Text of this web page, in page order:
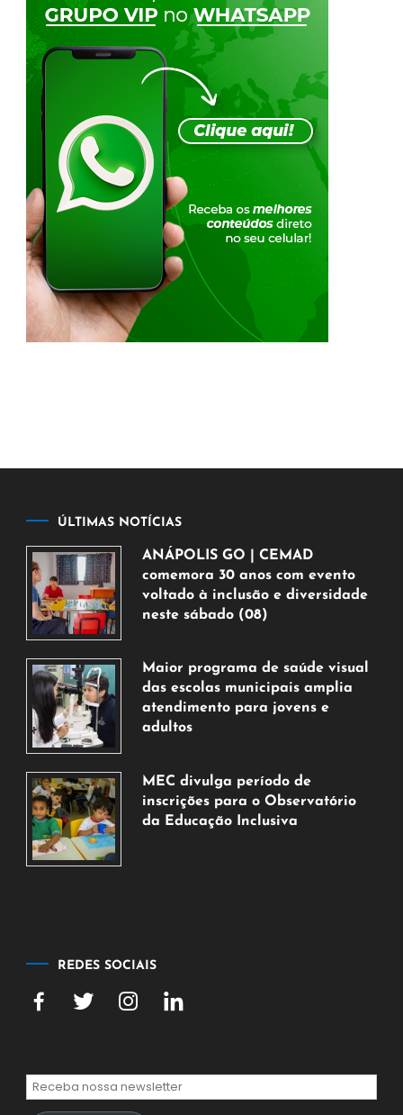
ÚLTIMAS NOTÍCIAS
ANÁPOLIS GO | CEMAD
comemora 30 anos com evento
voltado à inclusão e diversidade
neste sábado (08)
de
agosto
de
2026
Maior programa de saúde visual
das escolas municipais amplia
atendimento para jovens e
adultos
de
agosto
de
MEC divulga período de
inscrições para o Observatório
da Educação Inclusiva
REDES SOCIAIS